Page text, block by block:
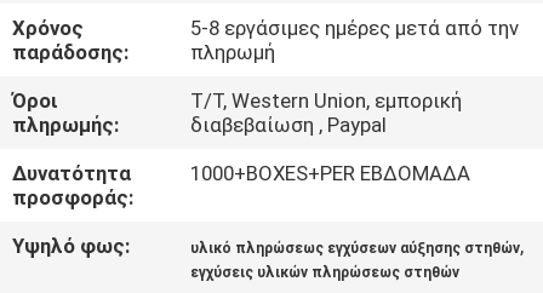
ΕΙΔΉΣΕΙΣ
ΥΠΟΘΈΣΕΙΣ
ΖΗΤΉΣΤΕ
ΜΙΑ
ΠΡΟΣΦΟΡΆ
Χρόνος
παράδοσης:
5-8 εργάσιμες ημέρες μετά από την
πληρωμή
Όροι
πληρωμής:
T/T, Western Union, εμπορική
διαβεβαίωση , Paypal
Δυνατότητα
προσφοράς:
1000+BOXES+PER ΕΒΔΟΜΑΔΑ
Υψηλό φως: υλικό πληρώσεως εγχύσεων αύξησης στηθών,
εγχύσεις υλικών πληρώσεως στηθών